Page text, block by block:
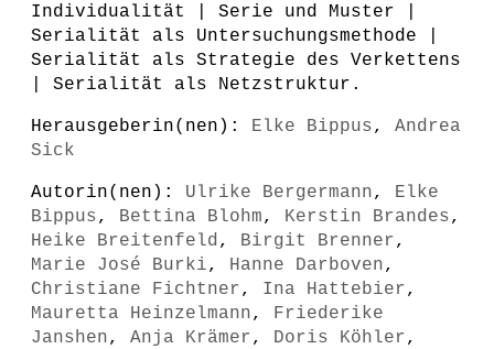
Individualität | Serie und Muster |
Serialität als Untersuchungsmethode |
Serialität als Strategie des Verkettens
| Serialität als Netzstruktur.
Herausgeberin(nen): Elke Bippus, Andrea
Sick
Autorin(nen): Ulrike Bergermann, Elke
Bippus, Bettina Blohm, Kerstin Brandes,
Heike Breitenfeld, Birgit Brenner,
Marie José Burki, Hanne Darboven,
Christiane Fichtner, Ina Hattebier,
Mauretta Heinzelmann, Friederike
Janshen, Anja Krämer, Doris Köhler,